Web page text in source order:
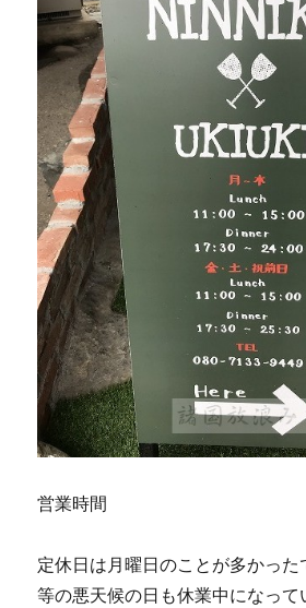
営業時間
定休日は月曜日のことが多かっ
等の悪天候の日も休業中になって